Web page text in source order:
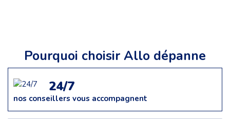
Pourquoi choisir Allo dépanne
24/7
nos conseillers vous accompagnent